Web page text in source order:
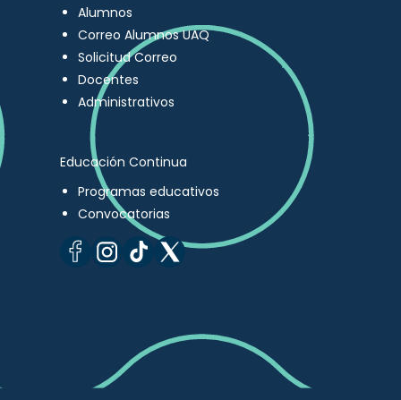
Alumnos
Correo Alumnos UAQ
Solicitud Correo
Docentes
Administrativos
Educación Continua
Programas educativos
Convocatorias